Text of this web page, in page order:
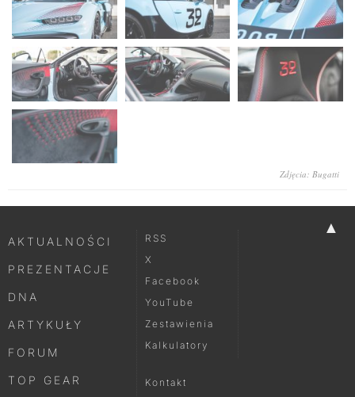
Zdjęcia: Bugatti
▲
AKTUALNOŚCI
PREZENTACJE
DNA
ARTYKUŁY
FORUM
TOP GEAR
RSS
X
Facebook
YouTube
Zestawienia
Kalkulatory
Kontakt